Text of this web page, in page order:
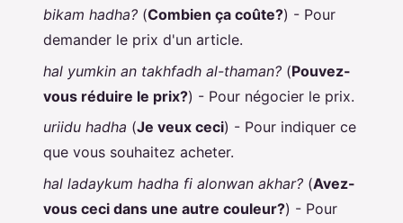
bikam hadha? (Combien ça coûte?) - Pour
demander le prix d'un article.
hal yumkin an takhfadh al-thaman? (Pouvez-
vous réduire le prix?) - Pour négocier le prix.
uriidu hadha (Je veux ceci) - Pour indiquer ce
que vous souhaitez acheter.
hal ladaykum hadha fi alonwan akhar? (Avez-
vous ceci dans une autre couleur?) - Pour